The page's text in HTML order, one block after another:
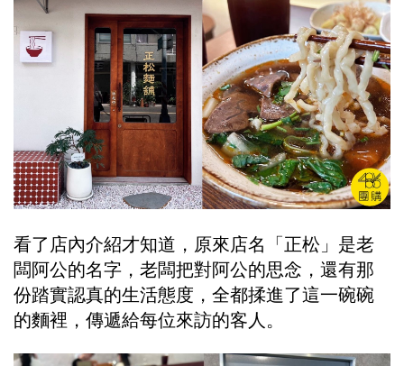
看了店內介紹才知道，原來店名「正松」是老
闆阿公的名字，老闆把對阿公的思念，還有那
份踏實認真的生活態度，全都揉進了這一碗碗
的麵裡，傳遞給每位來訪的客人。